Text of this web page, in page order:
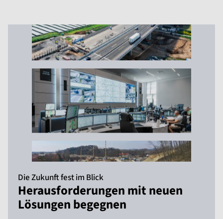
Die Zukunft fest im Blick
Herausforderungen mit neuen
Lösungen begegnen